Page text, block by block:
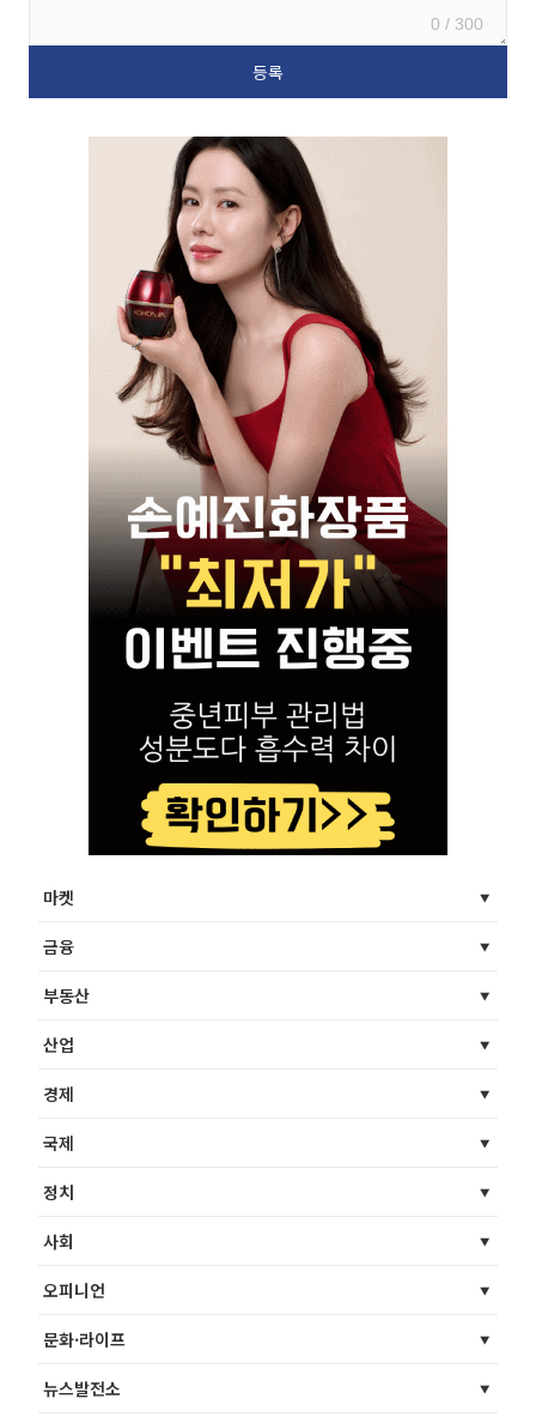
0 / 300
마켓
금융
부동산
산업
경제
국제
정치
사회
오피니언
문화·라이프
뉴스발전소